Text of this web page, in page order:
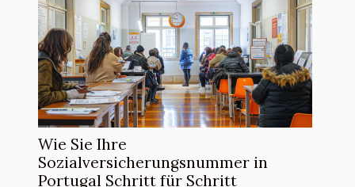
Wie Sie Ihre
Sozialversicherungsnummer in
Portugal Schritt für Schritt